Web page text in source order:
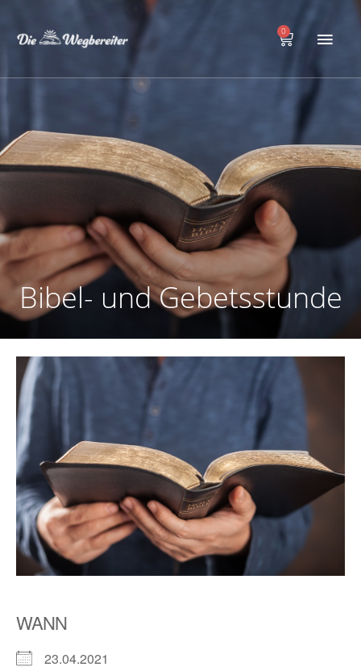
Inhalt
0
Warenkorb
Bibel- und Gebetsstunde
WANN
23.04.2021